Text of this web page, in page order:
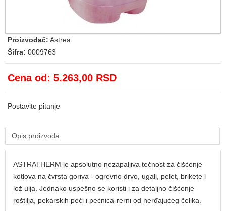
Proizvođač: Astrea
Šifra: 0009763
Cena od: 5.263,00 RSD
Postavite pitanje
Opis proizvoda
ASTRATHERM je apsolutno nezapaljiva tečnost za čišćenje
kotlova na čvrsta goriva - ogrevno drvo, ugalj, pelet, brikete i
lož ulja. Jednako uspešno se koristi i za detaljno čišćenje
roštilja, pekarskih peći i pećnica-rerni od nerđajućeg čelika.